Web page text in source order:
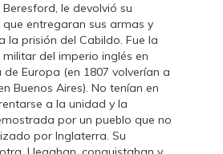
le devolvió su
entregaran sus armas y
la prisión del Cabildo. Fue la
del imperio inglés en
de Europa (en 1807 volverían a
Buenos Aires). No tenían en
a la unidad y la
por un pueblo que no
por Inglaterra. Su